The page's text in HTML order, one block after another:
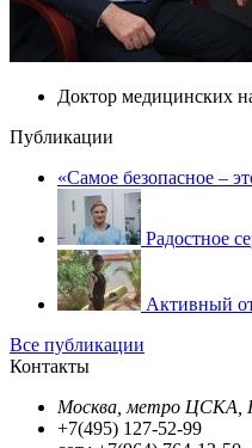
Доктор медицинских
Публикации
«Самое безопасное –
Радостное
Активный
Все публикации
Контакты
Москва, метро ЦСКА,
+7(495) 127-52-99